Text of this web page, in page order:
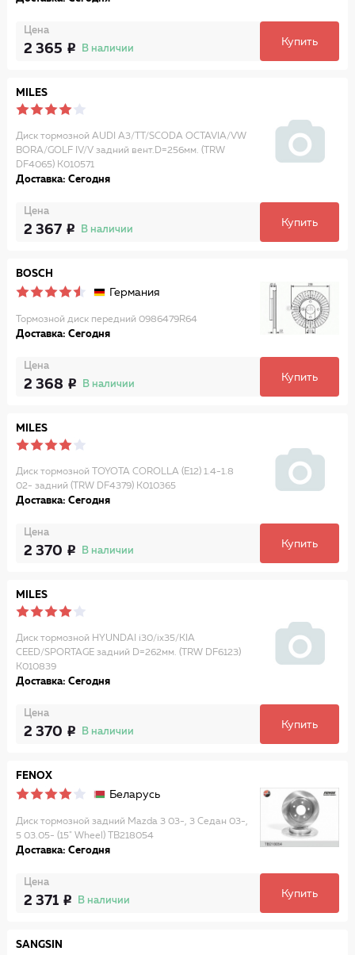
Цена
2 365 В наличии
Купить
MILES
Диск тормозной AUDI A3/TT/SCODA OCTAVIA/VW
BORA/GOLF IV/V задний вент.D=256мм. (TRW
DF4065) K010571
Доставка: Сегодня
Цена
2 367 В наличии
Купить
BOSCH
Германия
Тормозной диск передний 0986479R64
Доставка: Сегодня
Цена
2 368 В наличии
Купить
MILES
Диск тормозной TOYOTA COROLLA (E12) 1.4-1.8
02- задний (TRW DF4379) K010365
Доставка: Сегодня
Цена
2 370 В наличии
Купить
MILES
Диск тормозной HYUNDAI i30/ix35/KIA
CEED/SPORTAGE задний D=262мм. (TRW DF6123)
K010839
Доставка: Сегодня
Цена
2 370 В наличии
Купить
FENOX
Беларусь
Диск тормозной задний Mazda 3 03-, 3 Седан 03-,
5 03.05- (15" Wheel) TB218054
Доставка: Сегодня
Цена
2 371 В наличии
Купить
SANGSIN